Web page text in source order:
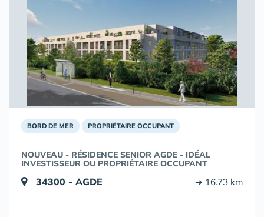
BORD DE MER PROPRIÉTAIRE OCCUPANT
NOUVEAU - RÉSIDENCE SENIOR AGDE - IDÉAL
INVESTISSEUR OU PROPRIÉTAIRE OCCUPANT
34300 - AGDE ➔ 16.73 km